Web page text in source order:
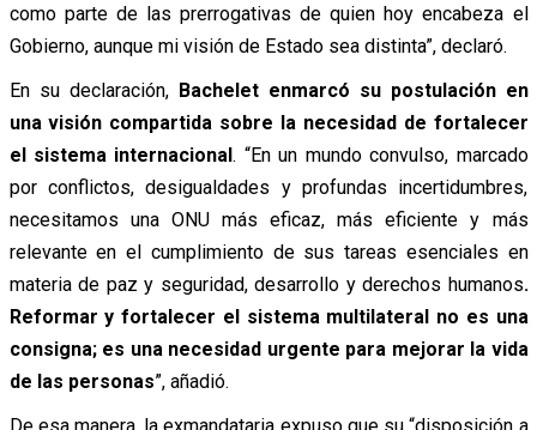
como parte de las prerrogativas de quien hoy encabeza el
Gobierno, aunque mi visión de Estado sea distinta”, declaró.
En su declaración, Bachelet enmarcó su postulación en
una visión compartida sobre la necesidad de fortalecer
el sistema internacional. “En un mundo convulso, marcado
por conflictos, desigualdades y profundas incertidumbres,
necesitamos una ONU más eficaz, más eficiente y más
relevante en el cumplimiento de sus tareas esenciales en
materia de paz y seguridad, desarrollo y derechos humanos.
Reformar y fortalecer el sistema multilateral no es una
consigna; es una necesidad urgente para mejorar la vida
de las personas”, añadió.
De esa manera, la exmandataria expuso que su “disposición a